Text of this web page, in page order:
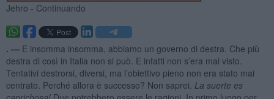
Jehro - Continuando
. — E insomma insomma, abbiamo un governo di destra. Che più
destra di così in Italia non si può. E infatti non s’era mai visto.
Tentativi destrorsi, diversi, ma l’obiettivo pieno non era stato mai
centrato. Perché allora è successo? Non saprei. La suerte es